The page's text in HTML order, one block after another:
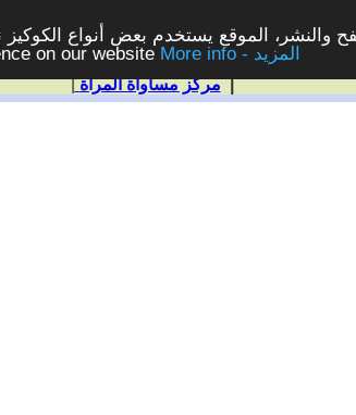
والنشر، الموقع يستخدم بعض أنواع
on our website
More info - المزيد
| مركز مساواة المرأة|